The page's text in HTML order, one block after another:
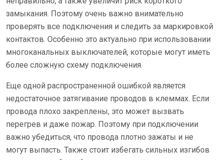
замыкания. Поэтому очень важно внимательно
проверять все подключения и следить за маркировкой
контактов. Особенно это актуально при использовании
многоканальных выключателей, которые могут иметь
более сложную схему подключения.
Еще одной распространенной ошибкой является
недостаточное затягивание проводов в клеммах. Если
провода плохо закреплены, это может вызвать
перегрев и даже пожар. Поэтому при подключении
важно убедиться, что провода плотно зажаты и не
могут выпасть. Также стоит избегать сильных изгибов